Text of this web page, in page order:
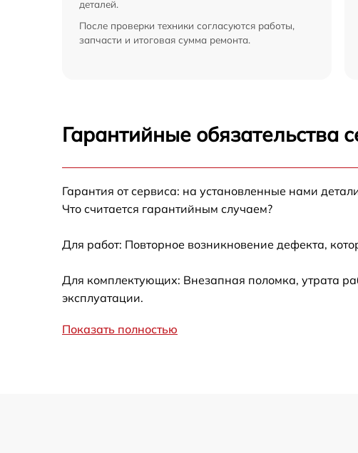
деталей.
После проверки техники согласуются работы,
запчасти и итоговая сумма ремонта.
Гарантийные обязательства
Гарантия от сервиса: на установленные нами
Что считается гарантийным случаем?
Для работ: Повторное возникновение дефекта,
Для комплектующих: Внезапная поломка, утрата
эксплуатации.
Показать полностью